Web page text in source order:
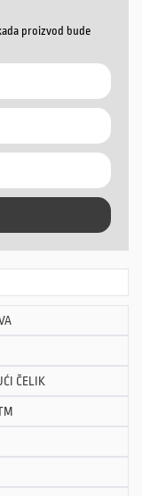
proizvod bude
ČELIK